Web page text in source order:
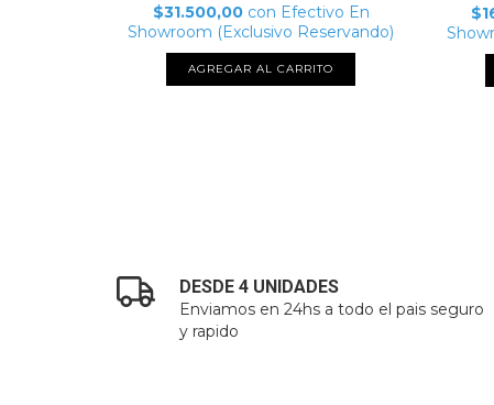
$31.500,00 con Efectivo En
Showroom (Exclusivo Reservando)
AGREGAR AL CARRITO
DESDE 4 UNIDADES
Enviamos en 24hs a todo el pais seguro
y rapido